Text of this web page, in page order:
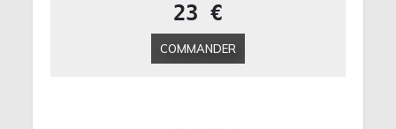
23 €
COMMANDER